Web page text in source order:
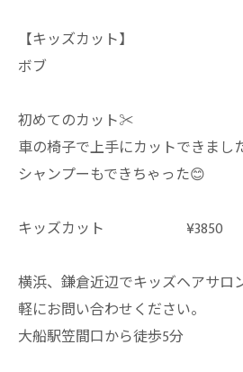
【キッズカット】
ボブ
初めてのカット✂︎
車の椅子で上手にカットできまし
シャンプーもできちゃった😊
キッズカット ¥3850
横浜、鎌倉近辺でキッズヘアサロ
軽にお問い合わせください。
大船駅笠間口から徒歩5分